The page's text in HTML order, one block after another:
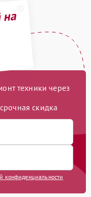
техники через
скидка
конфиденциальности